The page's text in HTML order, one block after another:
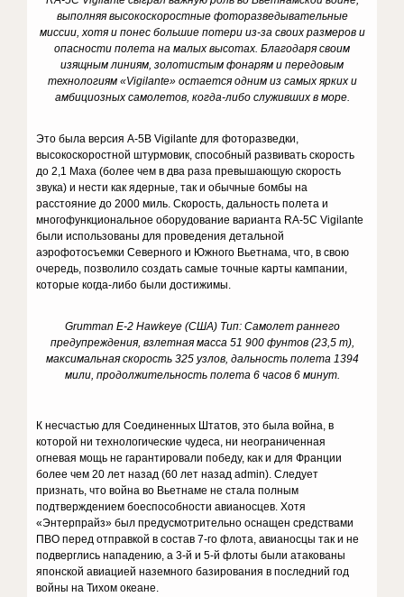
выполняя высокоскоростные фоторазведывательные
миссии, хотя и понес большие потери из-за своих размеров и
опасности полета на малых высотах. Благодаря своим
изящным линиям, золотистым фонарям и передовым
технологиям «Vigilante» остается одним из самых ярких и
амбициозных самолетов, когда-либо служивших в море.
Это была версия A-5B Vigilante для фоторазведки,
высокоскоростной штурмовик, способный развивать скорость
до 2,1 Маха (более чем в два раза превышающую скорость
звука) и нести как ядерные, так и обычные бомбы на
расстояние до 2000 миль. Скорость, дальность полета и
многофункциональное оборудование варианта RA-5C Vigilante
были использованы для проведения детальной
аэрофотосъемки Северного и Южного Вьетнама, что, в свою
очередь, позволило создать самые точные карты кампании,
которые когда-либо были достижимы.
Grumman E-2 Hawkeye (США) Тип: Самолет раннего
предупреждения, взлетная масса 51 900 фунтов (23,5 т),
максимальная скорость 325 узлов, дальность полета 1394
мили, продолжительность полета 6 часов 6 минут.
К несчастью для Соединенных Штатов, это была война, в
которой ни технологические чудеса, ни неограниченная
огневая мощь не гарантировали победу, как и для Франции
более чем 20 лет назад (60 лет назад admin). Следует
признать, что война во Вьетнаме не стала полным
подтверждением боеспособности авианосцев. Хотя
«Энтерпрайз» был предусмотрительно оснащен средствами
ПВО перед отправкой в состав 7-го флота, авианосцы так и не
подверглись нападению, а 3-й и 5-й флоты были атакованы
японской авиацией наземного базирования в последний год
войны на Тихом океане.